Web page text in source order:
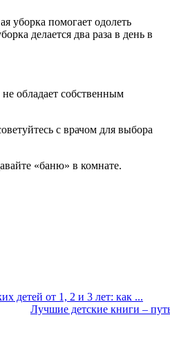
уборка помогает одолеть
делается два раза в день в
обладает собственным
с врачом для выбора
«баню» в комнате.
детей от 1, 2 и 3 лет: как ...
Лучшие детские книги –